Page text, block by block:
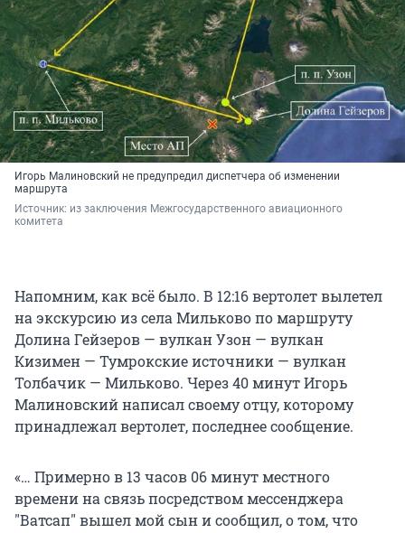
Игорь Малиновский не предупредил диспетчера об изменении
маршрута
Источник: из заключения Межгосударственного авиационного
комитета
Напомним, как всё было. В 12:16 вертолет вылетел
на экскурсию из села Мильково по маршруту
Долина Гейзеров — вулкан Узон — вулкан
Кизимен — Тумрокские источники — вулкан
Толбачик — Мильково. Через 40 минут Игорь
Малиновский написал своему отцу, которому
принадлежал вертолет, последнее сообщение.
«… Примерно в 13 часов 06 минут местного
времени на связь посредством мессенджера
"Ватсап" вышел мой сын и сообщил, о том, что